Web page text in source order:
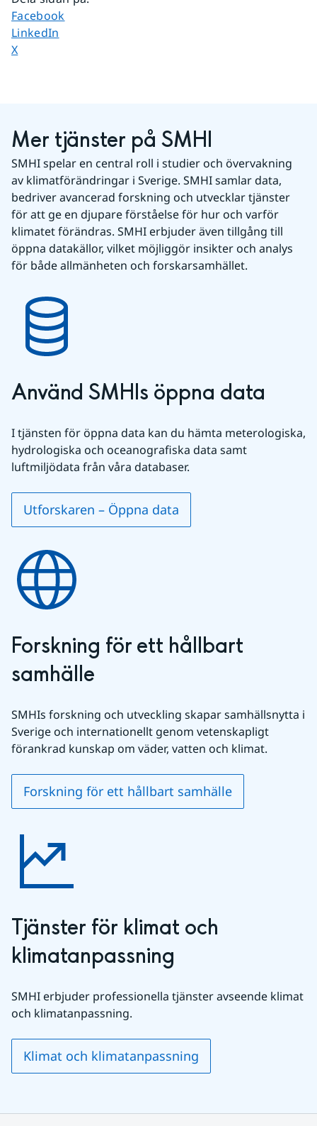
Dela sidan på
Facebook
Dela sidan på
LinkedIn
Dela sidan på
X
Mer tjänster på SMHI
SMHI spelar en central roll i studier och övervakning
av klimatförändringar i Sverige. SMHI samlar data,
bedriver avancerad forskning och utvecklar tjänster
för att ge en djupare förståelse för hur och varför
klimatet förändras. SMHI erbjuder även tillgång till
öppna datakällor, vilket möjliggör insikter och analys
för både allmänheten och forskarsamhället.
Använd SMHIs öppna data
I tjänsten för öppna data kan du hämta meterologiska,
hydrologiska och oceanografiska data samt
luftmiljödata från våra databaser.
Utforskaren – Öppna data
Forskning för ett hållbart
samhälle
SMHIs forskning och utveckling skapar samhällsnytta i
Sverige och internationellt genom vetenskapligt
förankrad kunskap om väder, vatten och klimat.
Forskning för ett hållbart samhälle
Tjänster för klimat och
klimatanpassning
SMHI erbjuder professionella tjänster avseende klimat
och klimatanpassning.
Klimat och klimatanpassning